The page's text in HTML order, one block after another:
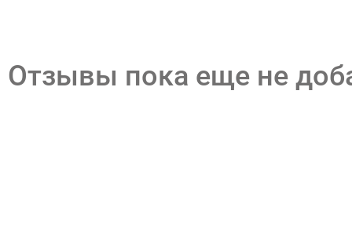
Отзывы пока еще не